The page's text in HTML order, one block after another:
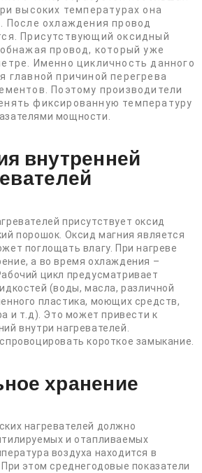
высоких температурах она
После охлаждения провод
Присутствующий оксидный
провод, который уже
Именно цикличность данного
главной причиной перегрева
Поэтому производители
фиксированную температуру
мощности.
внутренней
присутствует оксид
порошок. Оксид магния является
поглощать влагу. При нагреве
а во время охлаждения –
цикл предусматривает
(воды, масла, различной
пластика, моющих средств,
и т.д). Это может привести к
внутри нагревателей.
короткое замыкание.
хранение
нагревателей должно
и отапливаемых
воздуха находится в
этом среднегодовые показатели